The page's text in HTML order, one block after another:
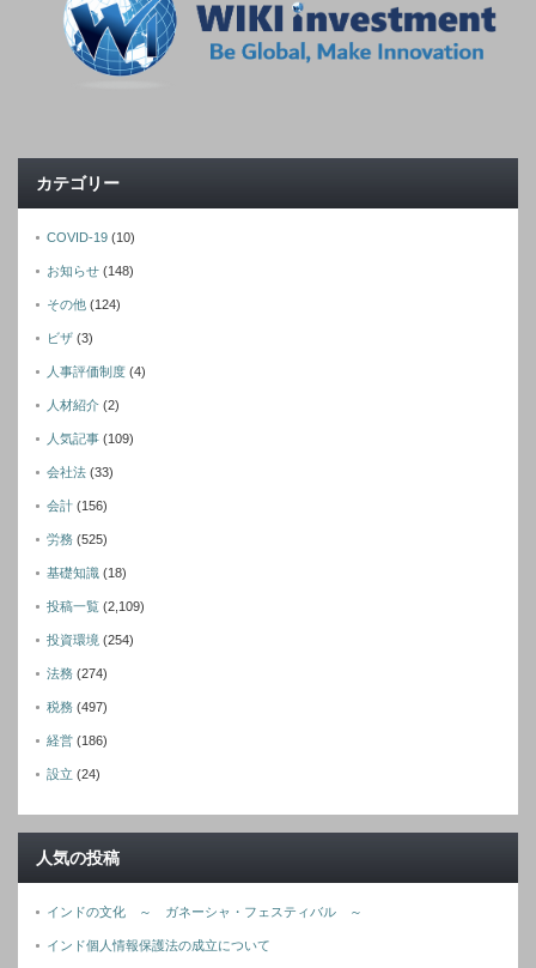
カテゴリー
COVID-19 (10)
お知らせ (148)
その他 (124)
ビザ (3)
人事評価制度 (4)
人材紹介 (2)
人気記事 (109)
会社法 (33)
会計 (156)
労務 (525)
基礎知識 (18)
投稿一覧 (2,109)
投資環境 (254)
法務 (274)
税務 (497)
経営 (186)
設立 (24)
人気の投稿
インドの文化 ～ ガネーシャ・フェスティバル ～
インド個人情報保護法の成立について